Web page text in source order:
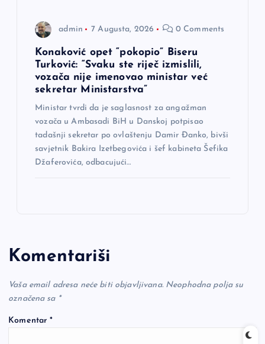
admin 7 Augusta, 2026 0 Comments
Konaković opet “pokopio” Biseru
Turković: “Svaku ste riječ izmislili,
vozača nije imenovao ministar već
sekretar Ministarstva”
Ministar tvrdi da je saglasnost za angažman
vozača u Ambasadi BiH u Danskoj potpisao
tadašnji sekretar po ovlaštenju Damir Đanko, bivši
savjetnik Bakira Izetbegovića i šef kabineta Šefika
Džaferovića, odbacujući…
Komentariši
Vaša email adresa neće biti objavljivana. Neophodna polja su
označena sa *
Komentar*